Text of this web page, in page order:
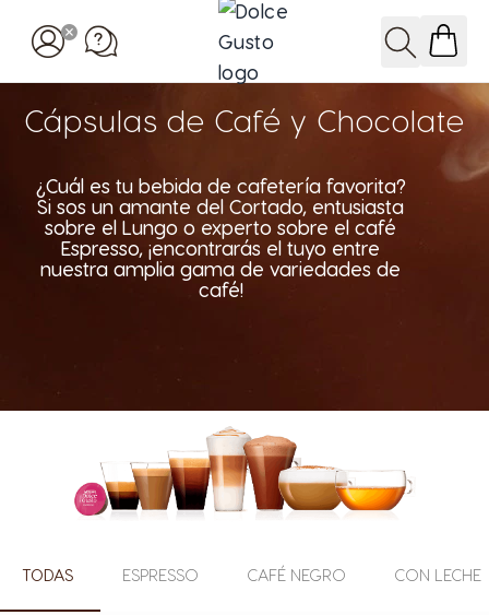
Buscar
Cápsulas de Café y Chocolate
¿Cuál es tu bebida de cafetería favorita?
Si sos un amante del Cortado, entusiasta
sobre el Lungo o experto sobre el café
Espresso, ¡encontrarás el tuyo entre
nuestra amplia gama de variedades de
café!
TODAS ESPRESSO CAFÉ NEGRO CON LECHE